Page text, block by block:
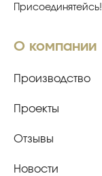
Присоединятейсь!
О компании
Производство
Проекты
Отзывы
Новости